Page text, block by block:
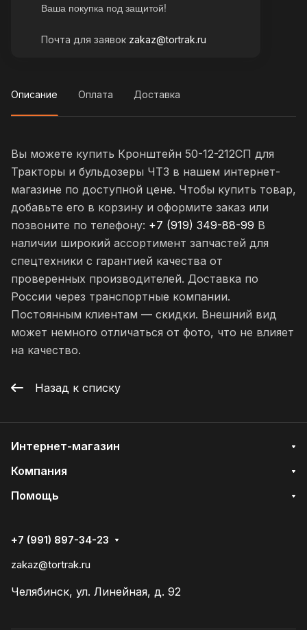
Ваша покупка под защитой!
Почта для заявок zakaz@tortrak.ru
Описание Оплата Доставка
Вы можете купить Кронштейн 50-12-212СП для
Тракторы и бульдозеры ЧТЗ в нашем интернет-
магазине по доступной цене. Чтобы купить товар,
добавьте его в корзину и оформите заказ или
позвоните по телефону: +7 (919) 349-88-99 В
наличии широкий ассортимент запчастей для
спецтехники с гарантией качества от
проверенных производителей. Доставка по
России через транспортные компании.
Постоянным клиентам — скидки. Внешний вид
может немного отличаться от фото, что не влияет
на качество.
Назад к списку
Интернет-магазин
Компания
Помощь
+7 (991) 897-34-23
zakaz@tortrak.ru
Челябинск, ул. Линейная, д. 92